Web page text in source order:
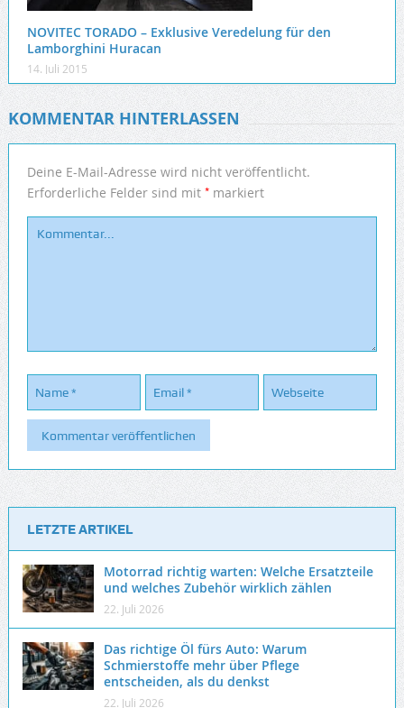
NOVITEC TORADO – Exklusive Veredelung für den
Lamborghini Huracan
14. Juli 2015
KOMMENTAR HINTERLASSEN
Deine E-Mail-Adresse wird nicht veröffentlicht.
Erforderliche Felder sind mit *markiert
LETZTE ARTIKEL
Motorrad richtig warten: Welche Ersatzteile
und welches Zubehör wirklich zählen
22. Juli 2026
Das richtige Öl fürs Auto: Warum
Schmierstoffe mehr über Pflege
entscheiden, als du denkst
22. Juli 2026